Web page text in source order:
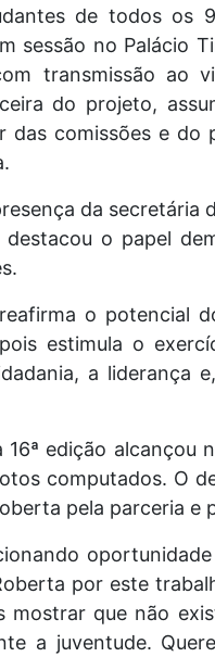
de todos os
sessão no Palácio
transmissão ao
do projeto,
das comissões e do
da secretária
destacou o papel
o potencial
estimula o
a liderança
16ª edição
computados. O
pela parceria
por este
mostrar que não
a juventude.